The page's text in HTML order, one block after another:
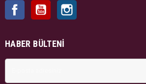
Facebook YouTube
HABER BÜLTENI